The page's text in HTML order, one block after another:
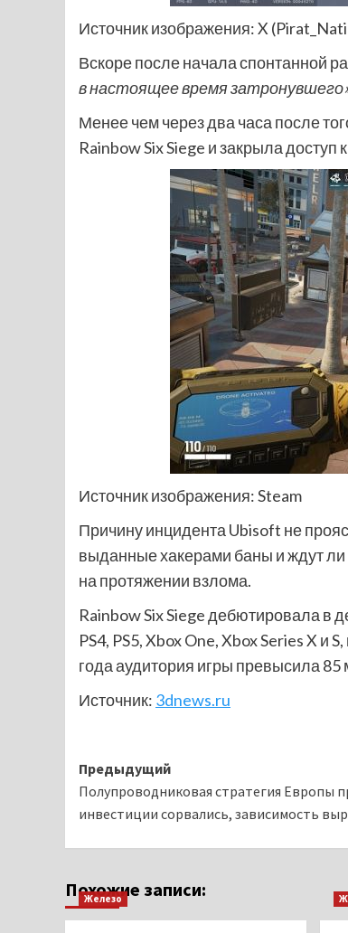
Источник изображения: X
Вскоре после начала спонтанной
в настоящее время
Менее чем через два часа после
Rainbow Six Siege и закрыла
Источник изображения: Steam
Причину инцидента Ubisoft не
выданные хакерами баны и ждут
на протяжении взлома.
Rainbow Six Siege дебютировала в
PS4, PS5, Xbox One, Xbox Series X и
года аудитория игры превысила 85
Источник: 3dnews.ru
Навигация
записи
Предыдущий
Полупроводниковая стратегия Европы
инвестиции сорвались, зависимость
Похожие записи:
Железо